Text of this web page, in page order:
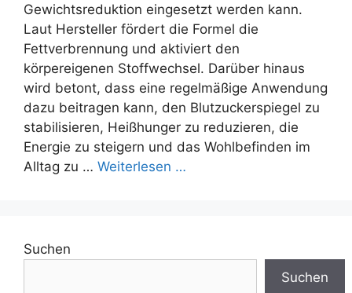
Gewichtsreduktion eingesetzt werden kann.
Laut Hersteller fördert die Formel die
Fettverbrennung und aktiviert den
körpereigenen Stoffwechsel. Darüber hinaus
wird betont, dass eine regelmäßige Anwendung
dazu beitragen kann, den Blutzuckerspiegel zu
stabilisieren, Heißhunger zu reduzieren, die
Energie zu steigern und das Wohlbefinden im
Alltag zu … Weiterlesen …
Suchen
Suchen